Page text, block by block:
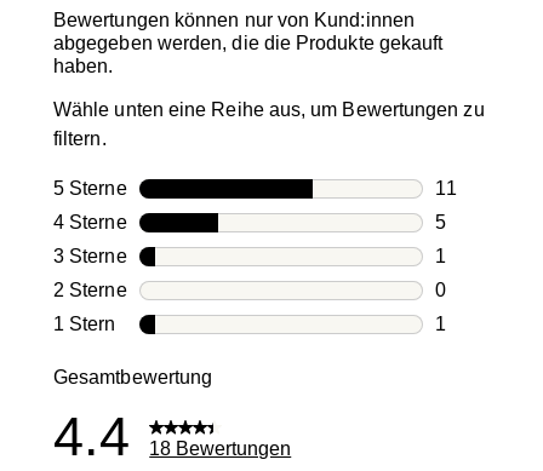
Bewertungen können nur von Kund:innen
abgegeben werden, die die Produkte gekauft
haben.
Wähle unten eine Reihe aus, um Bewertungen zu
filtern.
5 SterneSterne
11
11
4 SterneSterne
5
5
3 SterneSterne
1
1
2 SterneSterne
0
0
1 Stern Sterne
1
Gesamtbewertung
4.4 18 Bewertungen